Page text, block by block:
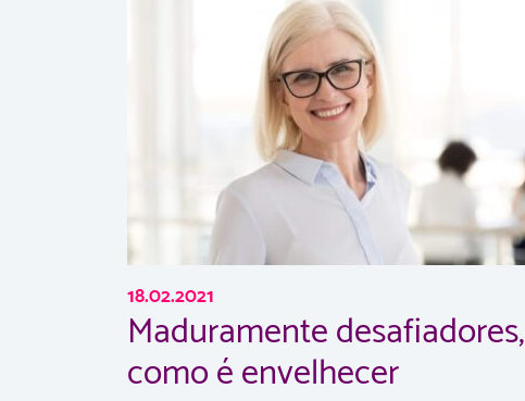
18.02.2021
Maduramente desafiadores,
como é envelhecer